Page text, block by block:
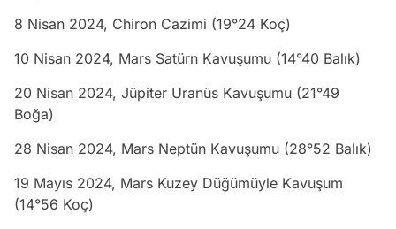
8 Nisan 2024, Chiron Cazimi (19°24 Koç)
10 Nisan 2024, Mars Satürn Kavuşumu (14°40 Balık)
20 Nisan 2024, Jüpiter Uranüs Kavuşumu (21°49
Boğa)
28 Nisan 2024, Mars Neptün Kavuşumu (28°52 Balık)
19 Mayıs 2024, Mars Kuzey Düğümüyle Kavuşum
(14°56 Koç)